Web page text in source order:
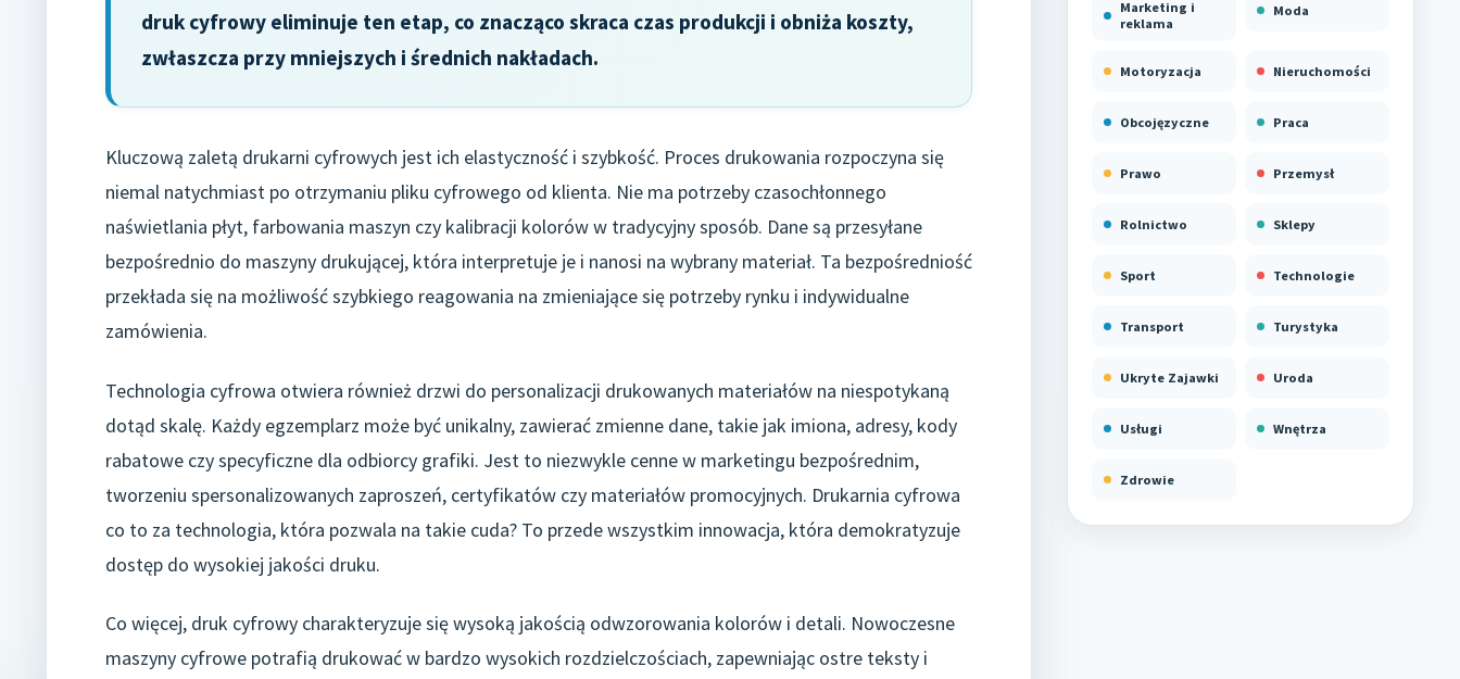
druk cyfrowy eliminuje ten etap, co znacząco skraca czas produkcji i obniża koszty,
zwłaszcza przy mniejszych i średnich nakładach.
Kluczową zaletą drukarni cyfrowych jest ich elastyczność i szybkość. Proces drukowania rozpoczyna się
niemal natychmiast po otrzymaniu pliku cyfrowego od klienta. Nie ma potrzeby czasochłonnego
naświetlania płyt, farbowania maszyn czy kalibracji kolorów w tradycyjny sposób. Dane są przesyłane
bezpośrednio do maszyny drukującej, która interpretuje je i nanosi na wybrany materiał. Ta bezpośredniość
przekłada się na możliwość szybkiego reagowania na zmieniające się potrzeby rynku i indywidualne
zamówienia.
Technologia cyfrowa otwiera również drzwi do personalizacji drukowanych materiałów na niespotykaną
dotąd skalę. Każdy egzemplarz może być unikalny, zawierać zmienne dane, takie jak imiona, adresy, kody
rabatowe czy specyficzne dla odbiorcy grafiki. Jest to niezwykle cenne w marketingu bezpośrednim,
tworzeniu spersonalizowanych zaproszeń, certyfikatów czy materiałów promocyjnych. Drukarnia cyfrowa
co to za technologia, która pozwala na takie cuda? To przede wszystkim innowacja, która demokratyzuje
dostęp do wysokiej jakości druku.
Co więcej, druk cyfrowy charakteryzuje się wysoką jakością odwzorowania kolorów i detali. Nowoczesne
maszyny cyfrowe potrafią drukować w bardzo wysokich rozdzielczościach, zapewniając ostre teksty i
Marketing i
reklama
Moda
Motoryzacja Nieruchomości
Obcojęzyczne Praca
Prawo Przemysł
Rolnictwo Sklepy
Sport Technologie
Transport Turystyka
Ukryte Zajawki Uroda
Usługi Wnętrza
Zdrowie